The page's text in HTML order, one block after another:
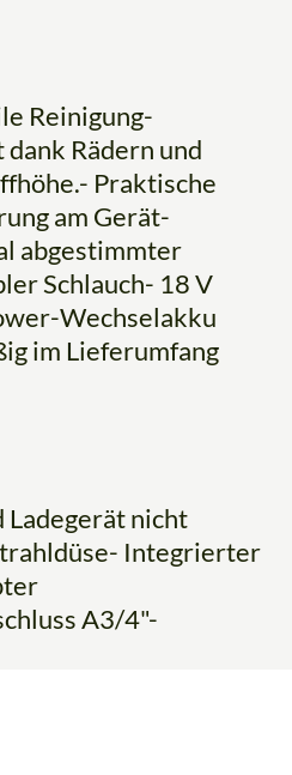
Reinigung-
Rädern und
Praktische
am Gerät-
abgestimmter
Schlauch- 18 V
Wechselakku
im Lieferumfang
Ladegerät nicht
Integrierter
A3/4"-